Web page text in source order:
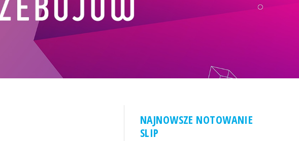
NAJNOWSZE NOTOWANIE
SLIP